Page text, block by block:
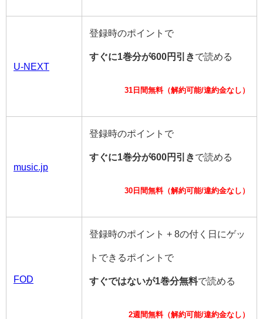
U-NEXT
登録時のポイントで
すぐに1巻分が600円引きで読める
31日間無料（解約可能/違約金なし）
music.jp
登録時のポイントで
すぐに1巻分が600円引きで読める
30日間無料（解約可能/違約金なし）
FOD
登録時のポイント + 8の付く日にゲッ
トできるポイントで
すぐではないが1巻分無料で読める
2週間無料（解約可能/違約金なし）